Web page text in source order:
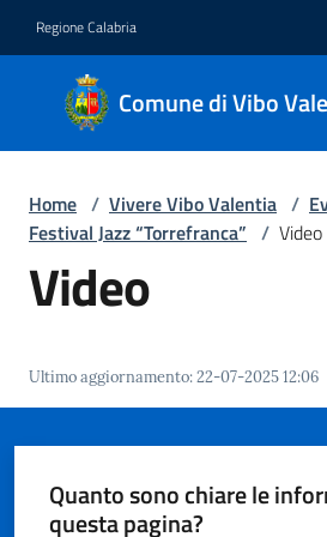
Regione Calabria
Comune di Vibo
Comune
di Vibo
Valentia
Servizi
Vivere
Vibo
Valentia
Home / Vivere Vibo Valentia /
Festival Jazz “Torrefranca” / Video
Video
Ultimo aggiornamento:22-07-2025 12:06
Quanto sono chiare le
questa pagina?